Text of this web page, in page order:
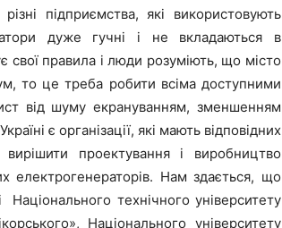
підприємства, які використовують
дуже гучні і не вкладаються в
правила і люди розуміють, що місто
то це треба робити всіма доступними
від шуму екрануванням, зменшенням
є організації, які мають відповідних
проектування і виробництво
електрогенераторів. Нам здається, що
технічного університету
Національного університету